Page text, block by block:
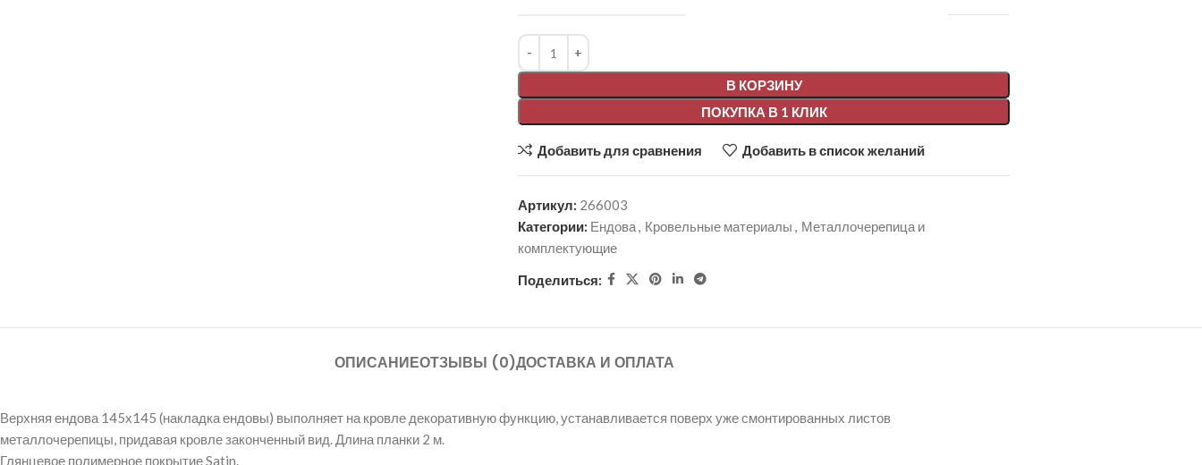
В КОРЗИНУ
ПОКУПКА В 1 КЛИК
Alternative:
Добавить для сравнения Добавить в список желаний
Артикул: 266003
Категории: Ендова, Кровельные материалы , Металлочерепица и
комплектующие
Поделиться:
ОПИСАНИЕОТЗЫВЫ (0)ДОСТАВКА И ОПЛАТА
Верхняя ендова 145х145 (накладка ендовы) выполняет на кровле декоративную функцию, устанавливается поверх уже смонтированных листов
металлочерепицы, придавая кровле законченный вид. Длина планки 2 м.
Глянцевое полимерное покрытие Satin.